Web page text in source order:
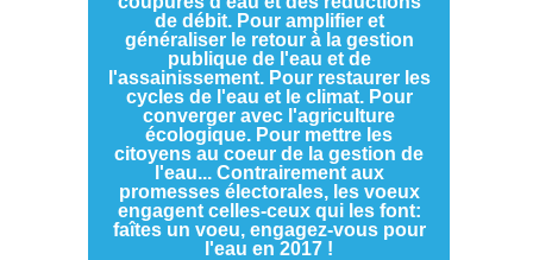
de débit. Pour amplifier et
généraliser le retour à la gestion
publique de l'eau et de
l'assainissement. Pour restaurer les
cycles de l'eau et le climat. Pour
converger avec l'agriculture
écologique. Pour mettre les
citoyens au coeur de la gestion de
l'eau... Contrairement aux
promesses électorales, les voeux
engagent celles-ceux qui les font:
faîtes un voeu, engagez-vous pour
l'eau en 2017 !